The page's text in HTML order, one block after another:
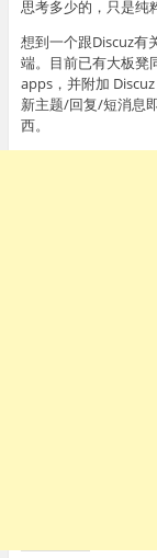
思考多少的，只是纯
想到一个跟Discuz有
端。目前已有大板凳
apps，并附加
新主题/回复/短消息
西。